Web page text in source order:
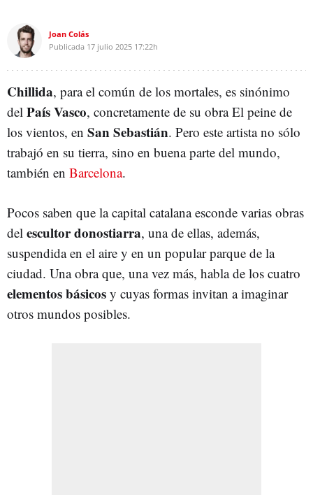
Joan Colás
Publicada 17 julio 2025 17:22h
Chillida, para el común de los mortales, es sinónimo
del País Vasco, concretamente de su obra El peine de
los vientos, en San Sebastián. Pero este artista no sólo
trabajó en su tierra, sino en buena parte del mundo,
también en Barcelona.
Pocos saben que la capital catalana esconde varias obras
del escultor donostiarra, una de ellas, además,
suspendida en el aire y en un popular parque de la
ciudad. Una obra que, una vez más, habla de los cuatro
elementos básicos y cuyas formas invitan a imaginar
otros mundos posibles.